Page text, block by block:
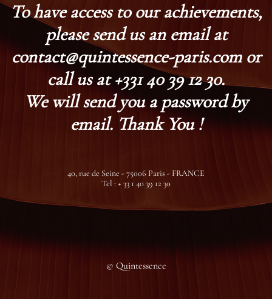
To have access to our achievements,
please send us an email at
contact@quintessence-paris.com or
call us at +331 40 39 12 30.
We will send you a password by
email. Thank You !
40, rue de Seine - 75006 Paris - FRANCE
Tel : + 33 1 40 39 12 30
© Quintessence